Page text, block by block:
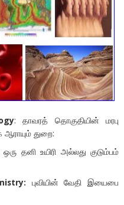
: தாவரத் தொகுதியின் மரபு
துறை:
ஒரு தனி உயிரி அல்லது குடும்பம்
புவியின் வேதி இயைபை